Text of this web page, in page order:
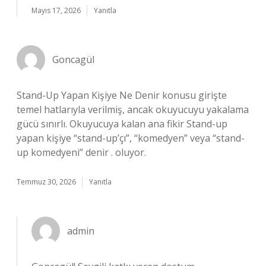
Mayıs 17, 2026 Yanıtla
Goncagül
Stand-Up Yapan Kişiye Ne Denir konusu girişte
temel hatlarıyla verilmiş, ancak okuyucuyu yakalama
gücü sınırlı. Okuyucuya kalan ana fikir Stand-up
yapan kişiye “stand-up’çı”, “komedyen” veya “stand-
up komedyeni” denir . oluyor.
Temmuz 30, 2026 Yanıtla
admin